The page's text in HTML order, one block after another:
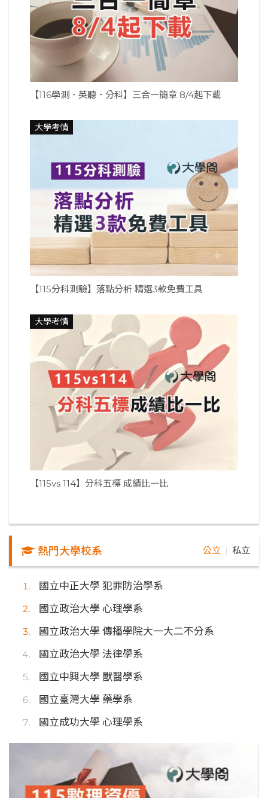
【116學測．英聽．分科】三合一簡章 8/4起下載
大學考情
【115分科測驗】落點分析 精選3款免費工具
大學考情
【115vs 114】分科五標 成績比一比
熱門大學校系 公立 私立
國立中正大學 犯罪防治學系
國立政治大學 心理學系
國立政治大學 傳播學院大一大二不分系
國立政治大學 法律學系
國立中興大學 獸醫學系
國立臺灣大學 藥學系
國立成功大學 心理學系